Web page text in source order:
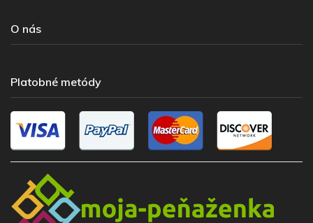
O nás
Platobné metódy